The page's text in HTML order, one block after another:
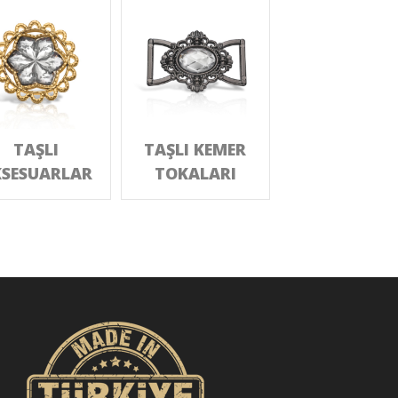
TAŞLI
TAŞLI KEMER
TOKALARI